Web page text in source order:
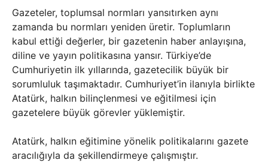
Gazeteler, toplumsal normları yansıtırken aynı
zamanda bu normları yeniden üretir. Toplumların
kabul ettiği değerler, bir gazetenin haber anlayışına,
diline ve yayın politikasına yansır. Türkiye’de
Cumhuriyetin ilk yıllarında, gazetecilik büyük bir
sorumluluk taşımaktadır. Cumhuriyet’in ilanıyla birlikte
Atatürk, halkın bilinçlenmesi ve eğitilmesi için
gazetelere büyük görevler yüklemiştir.
Atatürk, halkın eğitimine yönelik politikalarını gazete
aracılığıyla da şekillendirmeye çalışmıştır.